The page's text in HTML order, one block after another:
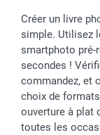
Créer un livre
simple. Utilisez
smartphoto pré-
secondes !
commandez, et
choix de
ouverture à plat
toutes les